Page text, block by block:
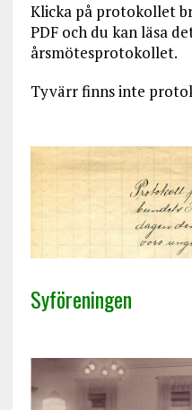
Klicka på protokollet
PDF och du kan läsa
årsmötesprotokollet.
Tyvärr finns inte
Syföreningen